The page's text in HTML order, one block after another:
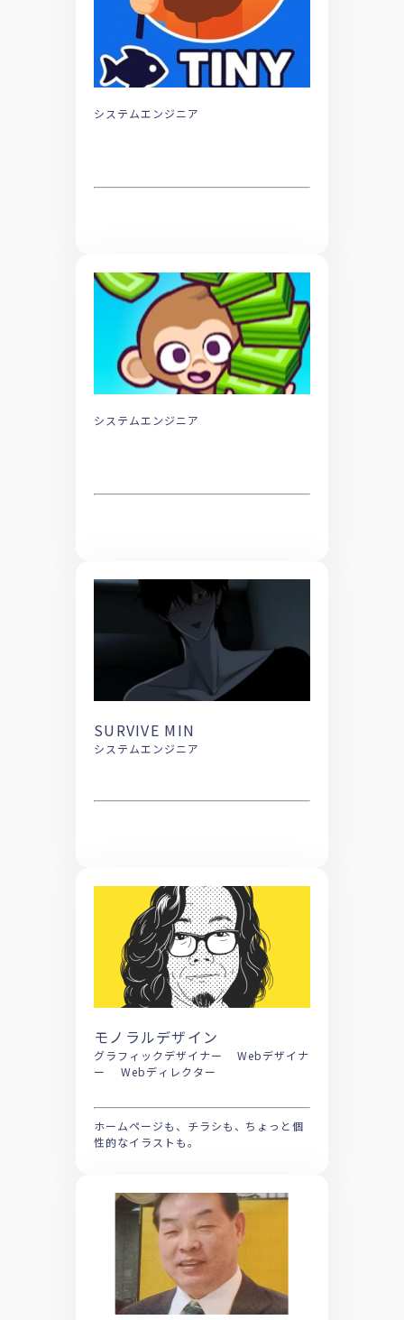
システムエンジニア
システムエンジニア
SURVIVE MIN
システムエンジニア
モノラルデザイン
グラフィックデザイナー Webデザイナ
ー Webディレクター
ホームページも、チラシも、ちょっと個
性的なイラストも。